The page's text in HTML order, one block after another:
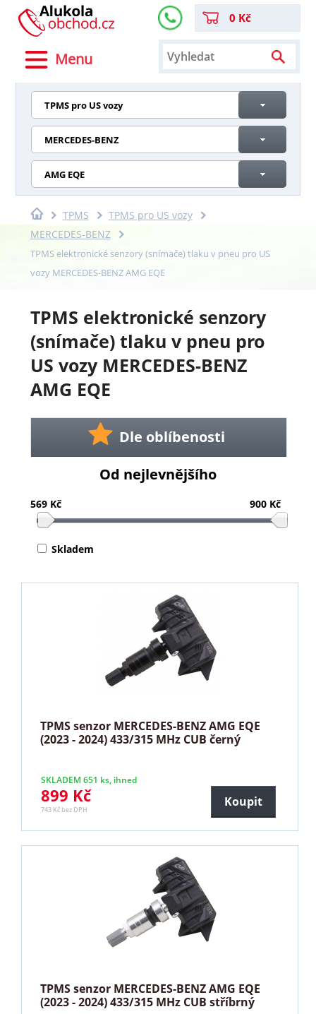
Menu
0 Kč
TPMS pro US vozy
MERCEDES-BENZ
AMG EQE
TPMS
TPMS pro US vozy
MERCEDES-BENZ
TPMS elektronické senzory (snímače) tlaku v pneu pro US
vozy MERCEDES-BENZ AMG EQE
TPMS elektronické senzory
(snímače) tlaku v pneu pro
US vozy MERCEDES-BENZ
AMG EQE
Dle oblíbenosti
Od nejlevnějšího
569 Kč 900 Kč
Skladem
TPMS senzor MERCEDES-BENZ AMG EQE
(2023 - 2024) 433/315 MHz CUB černý
SKLADEM 651 ks, ihned
899 Kč
743 Kč bez DPH
Koupit
TPMS senzor MERCEDES-BENZ AMG EQE
(2023 - 2024) 433/315 MHz CUB stříbrný